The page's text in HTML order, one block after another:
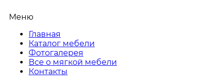
Меню
Главная
Каталог мебели
Фотогалерея
Все о мягкой мебели
Контакты